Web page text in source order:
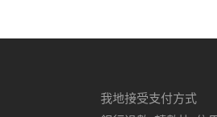
我地接受支付方式